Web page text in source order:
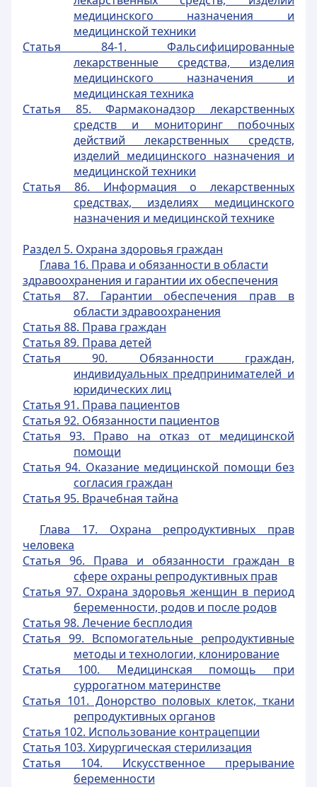
медицинского назначения и
медицинской техники
Статья 84-1. Фальсифицированные
лекарственные средства, изделия
медицинского назначения и
медицинская техника
Статья 85. Фармаконадзор лекарственных
средств и мониторинг побочных
действий лекарственных средств,
изделий медицинского назначения и
медицинской техники
Статья 86. Информация о лекарственных
средствах, изделиях медицинского
назначения и медицинской технике
Раздел 5. Охрана здоровья граждан
Глава 16. Права и обязанности в области
здравоохранения и гарантии их обеспечения
Статья 87. Гарантии обеспечения прав в
области здравоохранения
Статья 88. Права граждан
Статья 89. Права детей
Статья 90. Обязанности граждан,
индивидуальных предпринимателей и
юридических лиц
Статья 91. Права пациентов
Статья 92. Обязанности пациентов
Статья 93. Право на отказ от медицинской
помощи
Статья 94. Оказание медицинской помощи без
согласия граждан
Статья 95. Врачебная тайна
Глава 17. Охрана репродуктивных прав
человека
Статья 96. Права и обязанности граждан в
сфере охраны репродуктивных прав
Статья 97. Охрана здоровья женщин в период
беременности, родов и после родов
Статья 98. Лечение бесплодия
Статья 99. Вспомогательные репродуктивные
методы и технологии, клонирование
Статья 100. Медицинская помощь при
суррогатном материнстве
Статья 101. Донорство половых клеток, ткани
репродуктивных органов
Статья 102. Использование контрацепции
Статья 103. Хирургическая стерилизация
Статья 104. Искусственное прерывание
беременности